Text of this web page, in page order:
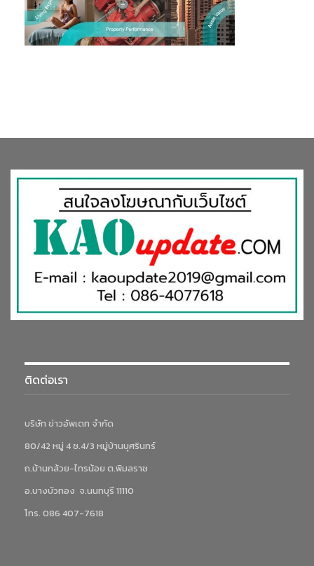
ติดต่อเรา
บริษัท ข่าวอัพเดท จำกัด
80/42 หมู่ 4 ซ.4/3 หมู่บ้านบุศรินทร์
ถ.บ้านกล้วย-ไทรน้อย ต.พิมลราช
อ.บางบัวทอง จ.นนทบุรี 11110
โทร. 086 407-7618